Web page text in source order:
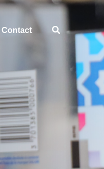
Contact